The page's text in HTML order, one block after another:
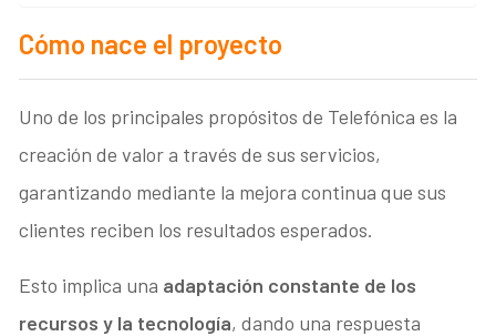
Cómo nace el proyecto
Uno de los principales propósitos de Telefónica es la
creación de valor a través de sus servicios,
garantizando mediante la mejora continua que sus
clientes reciben los resultados esperados.
Esto implica una adaptación constante de los
recursos y la tecnología, dando una respuesta